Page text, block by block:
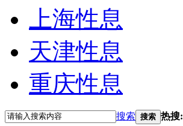
上海性息
天津性息
重庆性息
搜索 搜索 热搜: